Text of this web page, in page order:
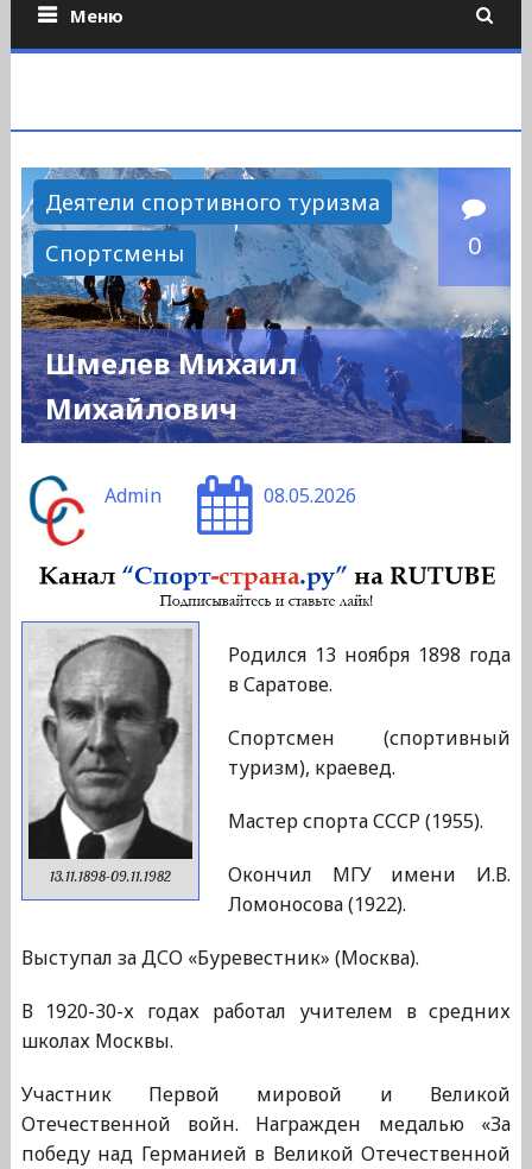
Меню
Деятели спортивного туризма
Спортсмены
0
Шмелев Михаил
Михайлович
Admin 08.05.2026
13.11.1898-09.11.1982
Родился 13 ноября 1898 года
в Саратове.
Спортсмен (спортивный
туризм), краевед.
Мастер спорта СССР (1955).
Окончил МГУ имени И.В.
Ломоносова (1922).
Выступал за ДСО «Буревестник» (Москва).
В 1920-30-х годах работал учителем в средних
школах Москвы.
Участник Первой мировой и Великой
Отечественной войн. Награжден медалью «За
победу над Германией в Великой Отечественной